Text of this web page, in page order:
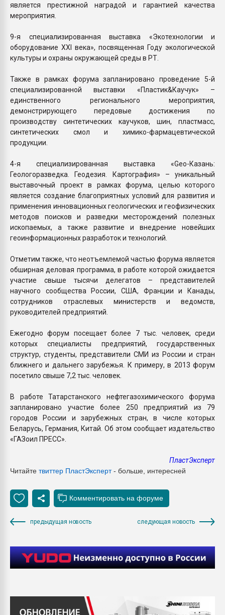
является престижной наградой и гарантией качества
мероприятия.
9-я специализированная выставка «Экотехнологии и
оборудование XXI века», посвященная Году экологической
культуры и охраны окружающей среды в РТ.
Также в рамках форума запланировано проведение 5-й
специализированной выставки «Пластик&Каучук» –
единственного регионального мероприятия,
демонстрирующего передовые достижения по
производству синтетических каучуков, шин, пластмасс,
синтетических смол и химико-фармацевтической
продукции.
4-я специализированная выставка «Geo-Казань:
Геологоразведка. Геодезия. Картография» – уникальный
выставочный проект в рамках форума, целью которого
является создание благоприятных условий для развития и
применения инновационных геологических и геофизических
методов поисков и разведки месторождений полезных
ископаемых, а также развитие и внедрение новейших
геоинформационных разработок и технологий.
Отметим также, что неотъемлемой частью форума является
обширная деловая программа, в работе которой ожидается
участие свыше тысячи делегатов – представителей
научного сообщества России, США, Франции и Канады,
сотрудников отраслевых министерств и ведомств,
руководителей предприятий.
Ежегодно форум посещает более 7 тыс. человек, среди
которых специалисты предприятий, государственных
структур, студенты, представители СМИ из России и стран
ближнего и дальнего зарубежья. К примеру, в 2013 форум
посетило свыше 7,2 тыс. человек.
В работе Татарстанского нефтегазохимического форума
запланировано участие более 250 предприятий из 79
городов России и зарубежных стран, в числе которых
Беларусь, Германия, Китай. Об этом сообщает издательство
«ГАЗоил ПРЕСС».
ПластЭксперт
Читайте твиттер ПластЭксперт- больше, интересней
предыдущая новость следующая новость